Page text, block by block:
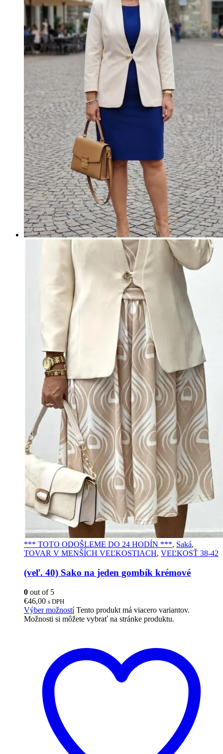
*** TOTO ODOŠLEME DO 24 HODÍN ***, Saká,
TOVAR V MENŠÍCH VEĽKOSTIACH, VEĽKOSŤ 38-42
(veľ. 40) Sako na jeden gombík krémové
0 out of 5
€46,00 s DPH
Výber možností Tento produkt má viacero variantov.
Možnosti si môžete vybrať na stránke produktu.